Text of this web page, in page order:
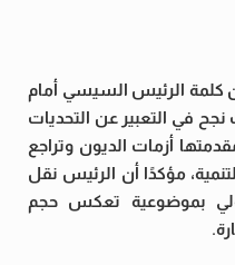
الرئيس السيسي أمام
في التعبير عن التحديات
أزمات الديون وتراجع
مؤكدًا أن الرئيس نقل
بموضوعية تعكس حجم